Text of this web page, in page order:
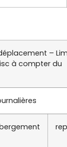
–
à compter du